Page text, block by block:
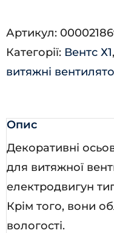
кількість
Артикул:
Категорії: Вентс Х1,
витяжні
Опис
Декоративні
для витяжної
електродвигун
Крім того, вони
вологості.